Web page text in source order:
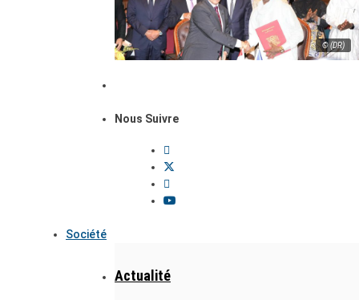
© (DR)
Nous Suivre
Société
Actualité